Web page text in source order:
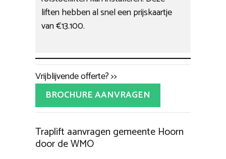
liften hebben al snel een prijskaartje
van €13.100.
Vrijblijvende offerte? >>
BROCHURE AANVRAGEN
Traplift aanvragen gemeente Hoorn
door de WMO